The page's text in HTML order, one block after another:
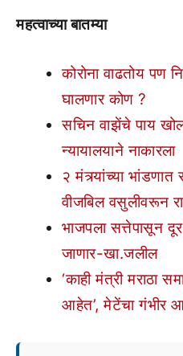
महत्वाच्या बातम्या
कोरोना वाढतोय पण
घालणार कोण ?
सचिन वाझेंचे पाय
न्यायालयाने नाकारला
२ मंत्र्यांच्या भांडणात
वीजबिल वसुलीवरून
भाजपला सत्तेपासून दूर
जाणार-खा.जलील
‘काही मंत्री मराठा
आहेत’, मेटेंचा गंभीर